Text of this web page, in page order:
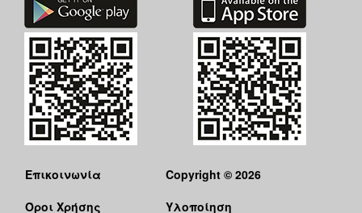
Επικοινωνία
Όροι Χρήσης
Copyright © 2026
Υλοποίηση